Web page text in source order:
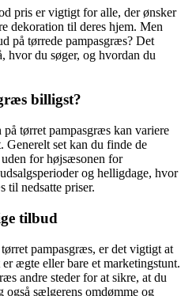
pris er vigtigt for alle, der ønsker
dekoration til deres hjem. Men
på tørrede pampasgræs? Det
hvor du søger, og hvordan du
billigst?
tørret pampasgræs kan variere
set kan du finde de
for højsæsonen for
og helligdage, hvor
til nedsatte priser.
tilbud
pampasgræs, er det vigtigt at
ægte eller bare et marketingstunt.
andre steder for at sikre, at du
også sælgerens omdømme og